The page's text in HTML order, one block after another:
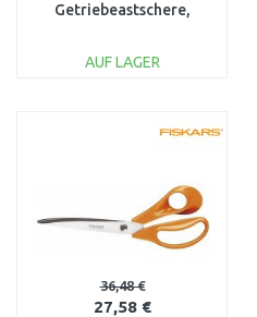
Getriebeastschere,
AUF LAGER
36,48 €
27,58 €